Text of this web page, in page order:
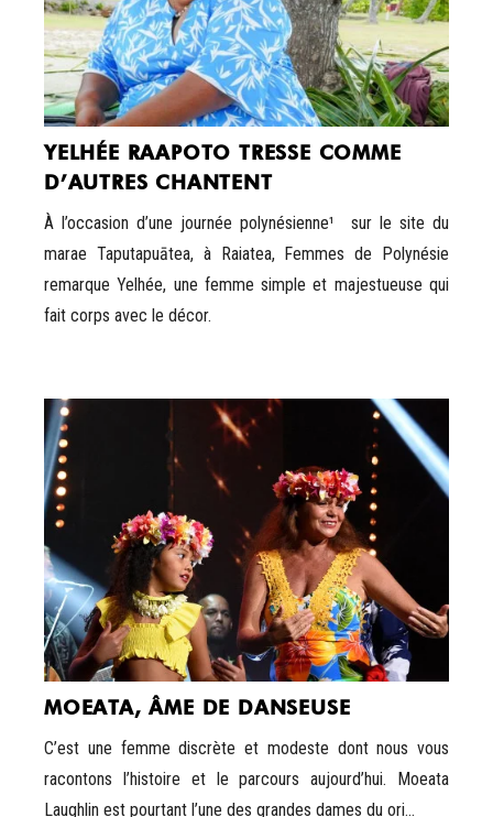
YELHÉE RAAPOTO TRESSE COMME
D’AUTRES CHANTENT
À l’occasion d’une journée polynésienne¹ sur le site du
marae Taputapuātea, à Raiatea, Femmes de Polynésie
remarque Yelhée, une femme simple et majestueuse qui
fait corps avec le décor.
MOEATA, ÂME DE DANSEUSE
C’est une femme discrète et modeste dont nous vous
racontons l’histoire et le parcours aujourd’hui. Moeata
Laughlin est pourtant l’une des grandes dames du ori...